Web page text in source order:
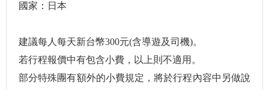
國家：日本
建議每人每天新台幣300元(含導遊及司機)。
若行程報價中有包含小費，以上則不適用。
部分特殊團有額外的小費規定，將於行程內容中另做說